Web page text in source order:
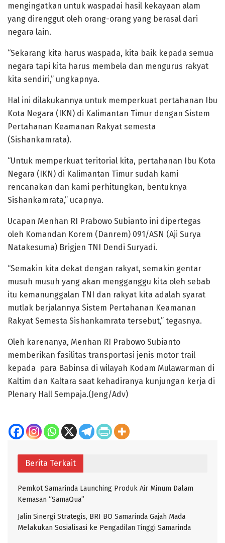
mengingatkan untuk waspadai hasil kekayaan alam
yang direnggut oleh orang-orang yang berasal dari
negara lain.
“Sekarang kita harus waspada, kita baik kepada semua
negara tapi kita harus membela dan mengurus rakyat
kita sendiri,” ungkapnya.
Hal ini dilakukannya untuk memperkuat pertahanan Ibu
Kota Negara (IKN) di Kalimantan Timur dengan Sistem
Pertahanan Keamanan Rakyat semesta
(Sishankamrata).
“Untuk memperkuat teritorial kita, pertahanan Ibu Kota
Negara (IKN) di Kalimantan Timur sudah kami
rencanakan dan kami perhitungkan, bentuknya
Sishankamrata,” ucapnya.
Ucapan Menhan RI Prabowo Subianto ini dipertegas
oleh Komandan Korem (Danrem) 091/ASN (Aji Surya
Natakesuma) Brigjen TNI Dendi Suryadi.
“Semakin kita dekat dengan rakyat, semakin gentar
musuh musuh yang akan mengganggu kita oleh sebab
itu kemanunggalan TNI dan rakyat kita adalah syarat
mutlak berjalannya Sistem Pertahanan Keamanan
Rakyat Semesta Sishankamrata tersebut,” tegasnya.
Oleh karenanya, Menhan RI Prabowo Subianto
memberikan fasilitas transportasi jenis motor trail
kepada para Babinsa di wilayah Kodam Mulawarman di
Kaltim dan Kaltara saat kehadiranya kunjungan kerja di
Plenary Hall Sempaja.(Jeng/Adv)
Berita Terkait
Pemkot Samarinda Launching Produk Air Minum Dalam
Kemasan “SamaQua”
Jalin Sinergi Strategis, BRI BO Samarinda Gajah Mada
Melakukan Sosialisasi ke Pengadilan Tinggi Samarinda